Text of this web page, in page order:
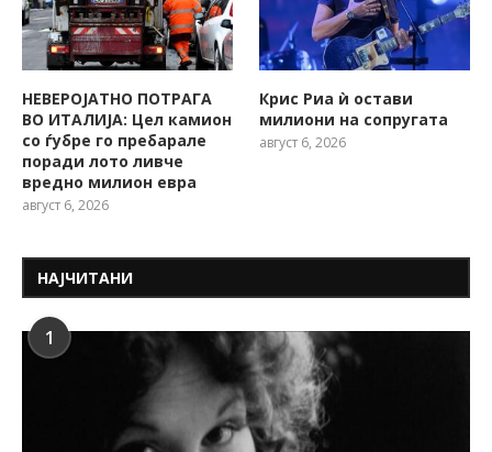
НЕВЕРОЈАТНО ПОТРАГА
ВО ИТАЛИЈА: Цел камион
со ѓубре го пребарале
поради лото ливче
вредно милион евра
август 6, 2026
Крис Риа ѝ остави
милиони на сопругата
август 6, 2026
НАЈЧИТАНИ
1